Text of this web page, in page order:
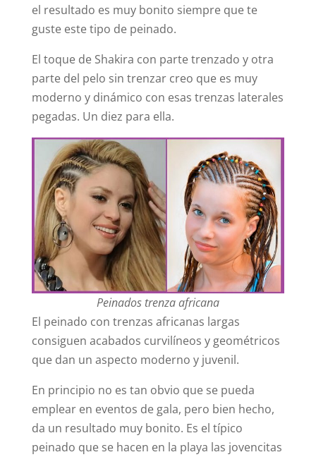
el resultado es muy bonito siempre que te
guste este tipo de peinado.
El toque de Shakira con parte trenzado y otra
parte del pelo sin trenzar creo que es muy
moderno y dinámico con esas trenzas laterales
pegadas. Un diez para ella.
Peinados trenza africana
El peinado con trenzas africanas largas
consiguen acabados curvilíneos y geométricos
que dan un aspecto moderno y juvenil.
En principio no es tan obvio que se pueda
emplear en eventos de gala, pero bien hecho,
da un resultado muy bonito. Es el típico
peinado que se hacen en la playa las jovencitas